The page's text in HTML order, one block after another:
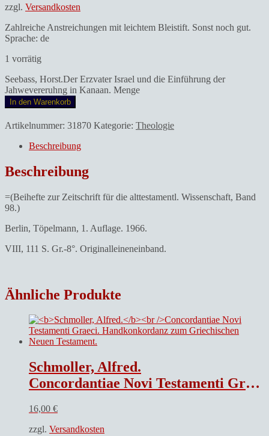
zzgl. Versandkosten
Zahlreiche Anstreichungen mit leichtem Bleistift. Sonst noch gut.
Sprache: de
1 vorrätig
Seebass, Horst.Der Erzvater Israel und die Einführung der
Jahwevereruhng in Kanaan. Menge
In den Warenkorb
Artikelnummer: 31870 Kategorie: Theologie
Beschreibung
Beschreibung
=(Beihefte zur Zeitschrift für die alttestamentl. Wissenschaft, Band
98.)
Berlin, Töpelmann, 1. Auflage. 1966.
VIII, 111 S. Gr.-8°. Originalleineneinband.
Ähnliche Produkte
Schmoller, Alfred.
Concordantiae Novi Testamenti Graeci. Handkonkordanz zum Griechischen Neuen Testament.
16,00 €
zzgl. Versandkosten